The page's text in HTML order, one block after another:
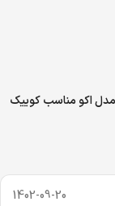
اکو مناسب کوییک
1402-09-20